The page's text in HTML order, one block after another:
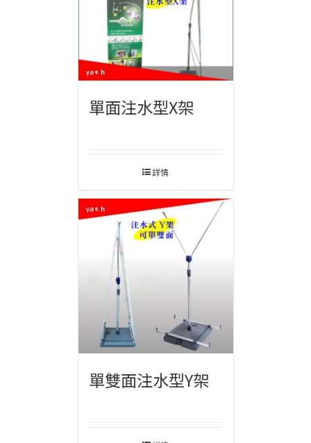
單面注水型X架
詳情
單雙面注水型Y架